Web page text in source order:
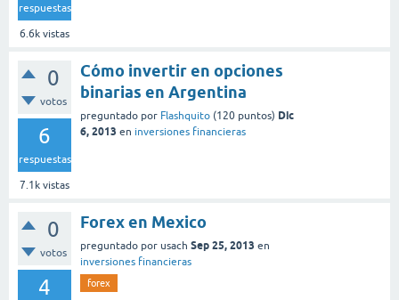
respuestas
6.6k vistas
0
votos
6
respuestas
7.1k vistas
Cómo invertir en opciones
binarias en Argentina
preguntado por Flashquito (120 puntos) Dic
6, 2013 en inversiones financieras
0
votos
4
Forex en Mexico
preguntado por usach Sep 25, 2013 en
inversiones financieras
forex